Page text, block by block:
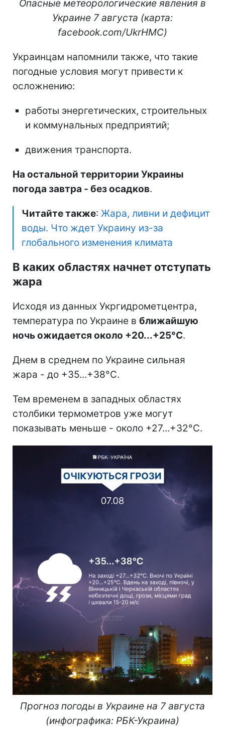
Опасные метеорологические явления в
Украине 7 августа (карта:
facebook.com/UkrHMC)
Украинцам напомнили также, что такие
погодные условия могут привести к
осложнению:
работы энергетических, строительных
и коммунальных предприятий;
движения транспорта.
На остальной территории Украины
погода завтра - без осадков.
Читайте также: Жара, ливни и дефицит
воды. Что ждет Украину из-за
глобального изменения климата
В каких областях начнет отступать
жара
Исходя из данных Укргидрометцентра,
температура по Украине в ближайшую
ночь ожидается около +20...+25°С.
Днем в среднем по Украине сильная
жара - до +35...+38°С.
Тем временем в западных областях
столбики термометров уже могут
показывать меньше - около +27...+32°С.
Прогноз погоды в Украине на 7 августа
(инфографика: РБК-Украина)